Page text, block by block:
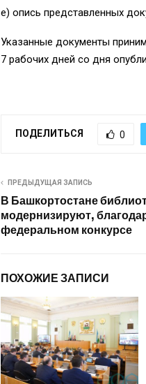
е) опись представленных
Указанные документы
7 рабочих дней со дня
ПОДЕЛИТЬСЯ 0
ПРЕДЫДУЩАЯ ЗАПИСЬ
В Башкортостане
модернизируют,
федеральном конкурсе
ПОХОЖИЕ ЗАПИСИ